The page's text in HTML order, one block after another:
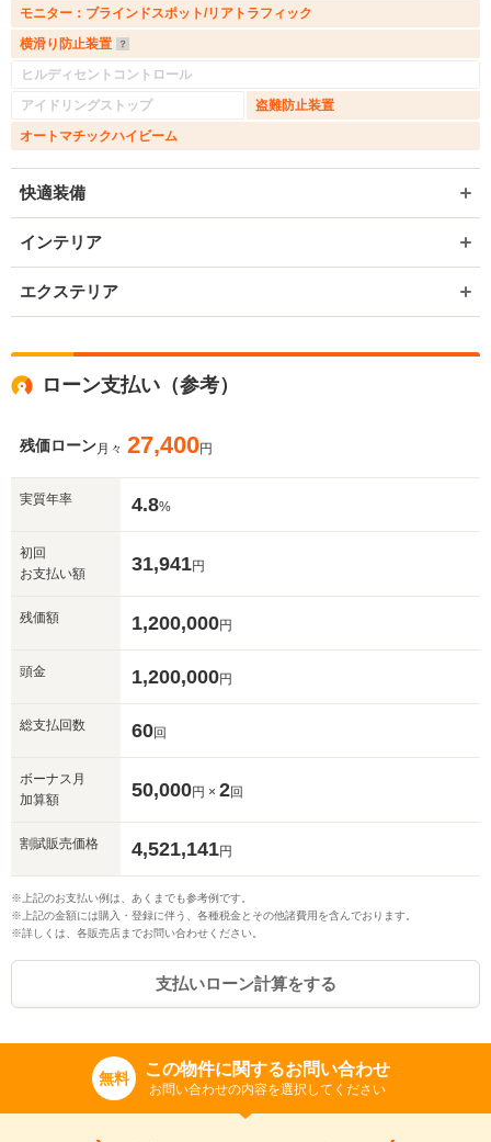
モニター：ブラインドスポット/リアトラフィック
横滑り防止装置
ヒルディセントコントロール
アイドリングストップ
盗難防止装置
オートマチックハイビーム
快適装備
インテリア
エクステリア
ローン支払い（参考）
残価ローン月々 27,400円
実質年率 4.8%
初回
お支払い額
31,941円
残価額 1,200,000円
頭金 1,200,000円
総支払回数 60回
ボーナス月
加算額
50,000円 × 2回
割賦販売価格 4,521,141円
※上記のお支払い例は、あくまでも参考例です。
※上記の金額には購入・登録に伴う、各種税金とその他諸費用を含んでおります。
※詳しくは、各販売店までお問い合わせください。
支払いローン計算をする
無料 この物件に関するお問い合わせ
お問い合わせの内容を選択してください
※次回問い合わせをする際に自動入力されます
※保存された情報は
いいえ